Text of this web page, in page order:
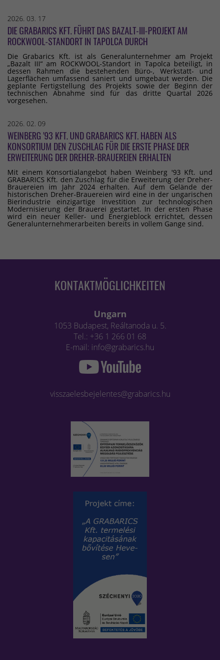
2026. 03. 17
DIE GRABARICS KFT. FÜHRT DAS BAZALT-III-PROJEKT AM
ROCKWOOL-STANDORT IN TAPOLCA DURCH
Die Grabarics Kft. ist als Generalunternehmer am Projekt
„Bazalt III“ am ROCKWOOL-Standort in Tapolca beteiligt, in
dessen Rahmen die bestehenden Büro-, Werkstatt- und
Lagerflächen umfassend saniert und umgebaut werden. Die
geplante Fertigstellung des Projekts sowie der Beginn der
technischen Abnahme sind für das dritte Quartal 2026
vorgesehen.
2026. 02. 09
WEINBERG '93 KFT. UND GRABARICS KFT. HABEN ALS
KONSORTIUM DEN ZUSCHLAG FÜR DIE ERSTE PHASE DER
ERWEITERUNG DER DREHER-BRAUEREIEN ERHALTEN
Mit einem Konsortialangebot haben Weinberg '93 Kft. und
GRABARICS Kft. den Zuschlag für die Erweiterung der Dreher-
Brauereien im Jahr 2024 erhalten. Auf dem Gelände der
historischen Dreher-Brauereien wird eine in der ungarischen
Bierindustrie einzigartige Investition zur technologischen
Modernisierung der Brauerei gestartet. In der ersten Phase
wird ein neuer Keller- und Energieblock errichtet, dessen
Generalunternehmerarbeiten bereits in vollem Gange sind.
KONTAKTMÖGLICHKEITEN
Ungarn
1053 Budapest, Reáltanoda u. 5.
Tel.: +36 1 266 01 68
E-mail: info@grabarics.hu
visszaelesbejelentes@grabarics.hu